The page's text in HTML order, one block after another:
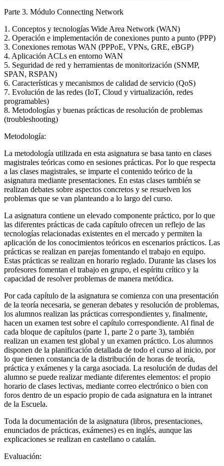
Parte 3. Módulo Connecting Network
1. Conceptos y tecnologías Wide Area Network (WAN)
2. Operación e implementación de conexiones punto a punto (PPP)
3. Conexiones remotas WAN (PPPoE, VPNs, GRE, eBGP)
4. Aplicación ACLs en entorno WAN
5. Seguridad de red y herramientas de monitorización (SNMP,
SPAN, RSPAN)
6. Características y mecanismos de calidad de servicio (QoS)
7. Evolución de las redes (IoT, Cloud y virtualización, redes
programables)
8. Metodologías y buenas prácticas de resolución de problemas
(troubleshooting)
Metodología:
La metodología utilizada en esta asignatura se basa tanto en clases
magistrales teóricas como en sesiones prácticas. Por lo que respecta
a las clases magistrales, se imparte el contenido teórico de la
asignatura mediante presentaciones. En estas clases también se
realizan debates sobre aspectos concretos y se resuelven los
problemas que se van planteando a lo largo del curso.
La asignatura contiene un elevado componente práctico, por lo que
las diferentes prácticas de cada capítulo ofrecen un reflejo de las
tecnologías relacionadas existentes en el mercado y permiten la
aplicación de los conocimientos teóricos en escenarios prácticos. Las
prácticas se realizan en parejas fomentando el trabajo en equipo.
Estas prácticas se realizan en horario reglado. Durante las clases los
profesores fomentan el trabajo en grupo, el espíritu crítico y la
capacidad de resolver problemas de manera metódica.
Por cada capítulo de la asignatura se comienza con una presentación
de la teoría necesaria, se generan debates y resolución de problemas,
los alumnos realizan las prácticas correspondientes y, finalmente,
hacen un examen test sobre el capítulo correspondiente. Al final de
cada bloque de capítulos (parte 1, parte 2 o parte 3), también
realizan un examen test global y un examen práctico. Los alumnos
disponen de la planificación detallada de todo el curso al inicio, por
lo que tienen constancia de la distribución de horas de teoría,
práctica y exámenes y la carga asociada. La resolución de dudas del
alumno se puede realizar mediante diferentes elementos: el propio
horario de clases lectivas, mediante correo electrónico o bien con
foros dentro de un espacio propio de cada asignatura en la intranet
de la Escuela.
Toda la documentación de la asignatura (libros, presentaciones,
enunciados de prácticas, exámenes) es en inglés, aunque las
explicaciones se realizan en castellano o catalán.
Evaluación: